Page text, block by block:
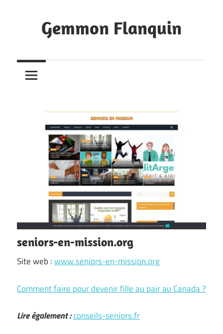
contentGemmon Flanquin
seniors-en-mission.org
Site web :www.seniors-en-mission.org
Comment faire pour devenir fille au pair au Canada ?
Lire également :conseils-seniors.fr